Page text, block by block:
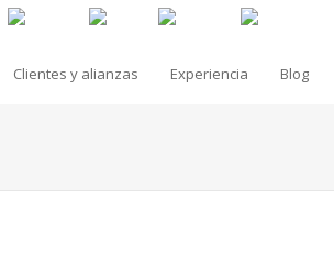
Clientes y alianzas Experiencia Blog